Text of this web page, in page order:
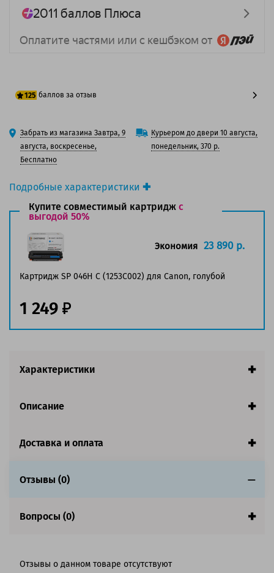
Подробные характеристики
Производитель принтера:Canon
Производитель:Canon
Вид товара:
Оригинальность:
Оригинальный
Цвет:Голубой
Ресурс:2 300 страниц формата А4 при 5%
Совместим с аппаратами
125 баллов за отзыв
100 баллов
125 баллов
Забрать из магазина Завтра, 9
августа, воскресенье,
Бесплатно
Курьером до двери 10 августа,
понедельник, 370 р.
Купите совместимый картридж с
выгодой 50%
Картридж SP 046H C (1253C002) для Canon, голубой
Экономия 23 890 р.
1 249
Характеристики
Описание
Доставка и оплата
Отзывы (0)
Вопросы (0)
Отзывы о данном товаре отсутствуют